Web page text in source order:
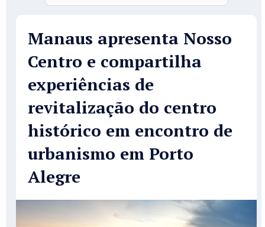
Manaus apresenta Nosso
Centro e compartilha
experiências de
revitalização do centro
histórico em encontro de
urbanismo em Porto
Alegre